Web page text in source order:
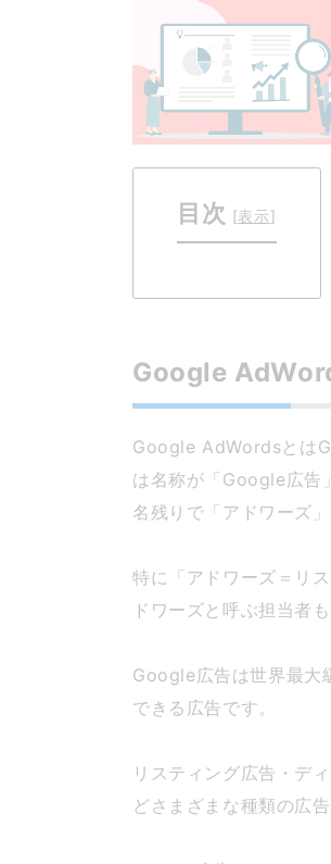
目次 [表示]
Google
Google AdWordsとは
は名称が「Google広告
名残りで「アドワーズ
特に「アドワーズ＝リ
ドワーズと呼ぶ担当者
Google広告は世界最大
できる広告です。
リスティング広告・デ
どさまざまな種類の広